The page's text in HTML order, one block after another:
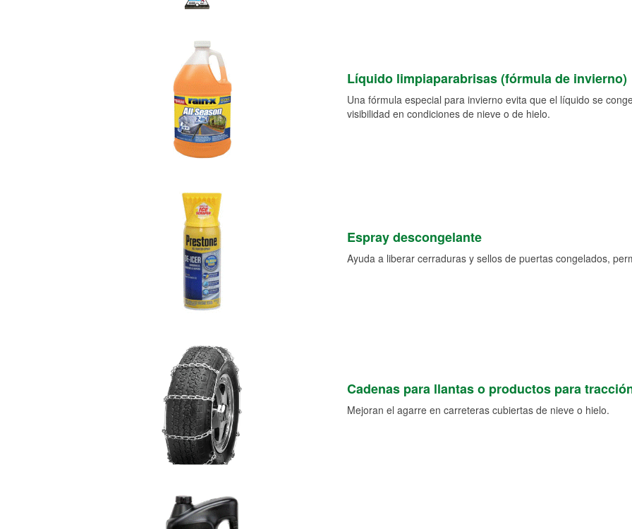
Líquido limpiaparabrisas (fórmula de invierno)
Una fórmula especial para invierno evita que el líquido se
visibilidad en condiciones de nieve o de hielo.
Espray descongelante
Ayuda a liberar cerraduras y sellos de puertas congelados,
Cadenas para llantas o productos para
Mejoran el agarre en carreteras cubiertas de nieve o hielo.